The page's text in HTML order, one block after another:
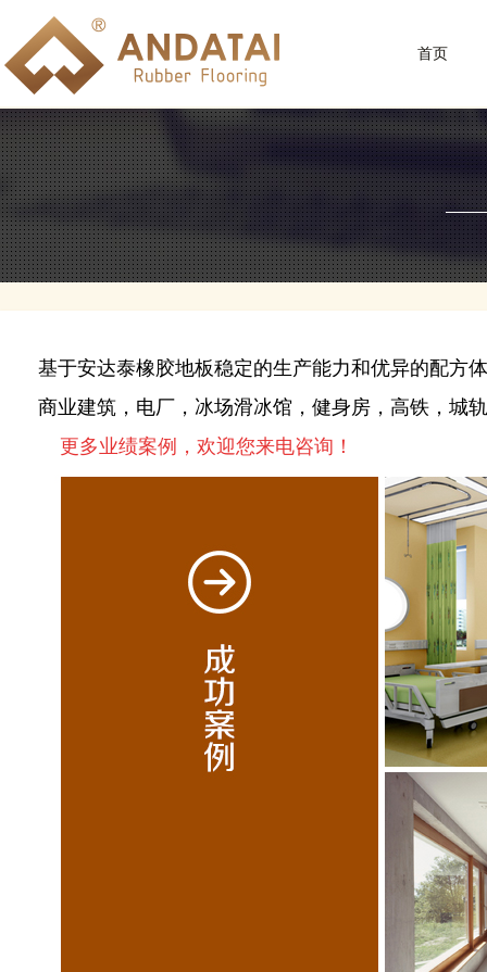
首页
基于安达泰橡胶地板稳定的生产能力和优异的配方
商业建筑，电厂，冰场滑冰馆，健身房，高铁，城
更多业绩案例，欢迎您来电咨询！